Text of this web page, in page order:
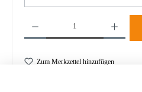
Zum Merkzettel hinzufügen
Frage zum